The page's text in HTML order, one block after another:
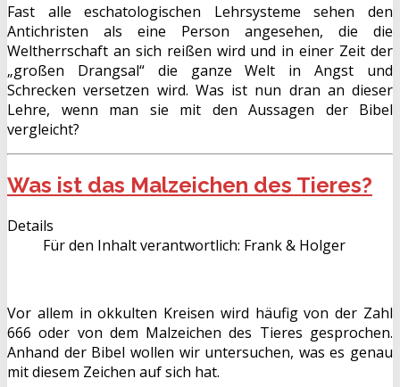
Fast alle eschatologischen Lehrsysteme sehen den
Antichristen als eine Person angesehen, die die
Weltherrschaft an sich reißen wird und in einer Zeit der
„großen Drangsal“ die ganze Welt in Angst und
Schrecken versetzen wird. Was ist nun dran an dieser
Lehre, wenn man sie mit den Aussagen der Bibel
vergleicht?
Was ist das Malzeichen des Tieres?
Details
Für den Inhalt verantwortlich: Frank & Holger
Vor allem in okkulten Kreisen wird häufig von der Zahl
666 oder von dem Malzeichen des Tieres gesprochen.
Anhand der Bibel wollen wir untersuchen, was es genau
mit diesem Zeichen auf sich hat.